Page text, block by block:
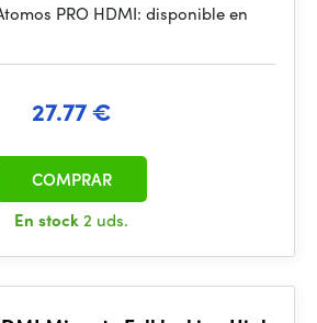
PRO HDMI: disponible en
27.77 €
En stock2 uds.
COMPRAR